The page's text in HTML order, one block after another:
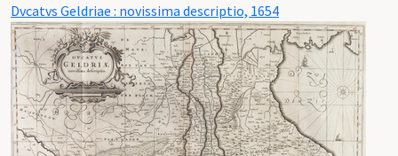
Dvcatvs Geldriae : novissima descriptio, 1654